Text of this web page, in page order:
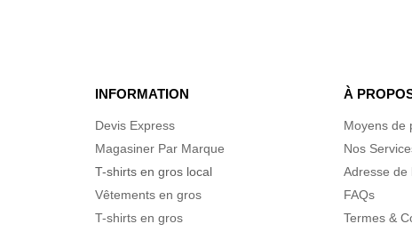
INFORMATION
Devis Express
Magasiner Par Marque
T-shirts en gros local
Vêtements en gros
T-shirts en gros
À
Moyens de
Nos
Adresse de
FAQs
Termes &